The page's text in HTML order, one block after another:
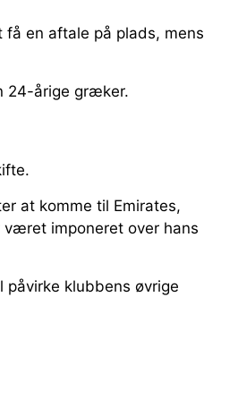
en aftale på plads, mens
24-årige græker.
at komme til Emirates,
imponeret over hans
påvirke klubbens øvrige